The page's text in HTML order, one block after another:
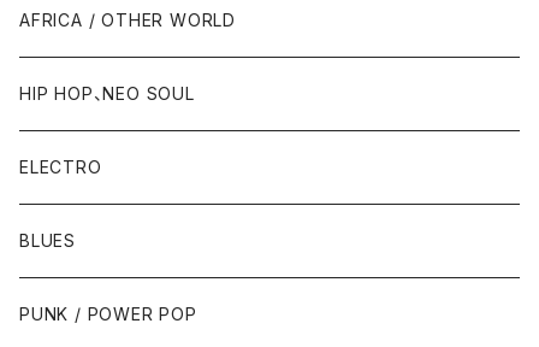
AFRICA / OTHER WORLD
HIP HOP、NEO SOUL
ELECTRO
BLUES
PUNK / POWER POP